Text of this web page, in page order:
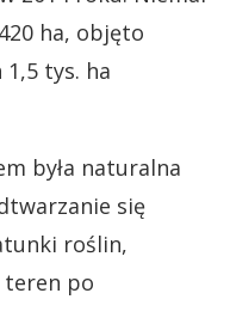
ha, objęto
tys. ha
była naturalna
się
roślin,
teren po